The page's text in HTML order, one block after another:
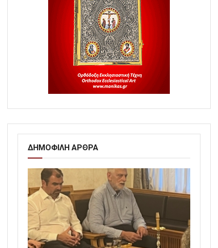
ΔΗΜΟΦΙΛΗ ΑΡΘΡΑ